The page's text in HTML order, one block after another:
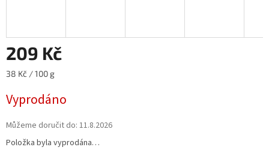
209 Kč
Měrná
38 Kč / 100 g
Vyprodáno
Můžeme doručit do: 11.8.2026
Položka byla vyprodána…